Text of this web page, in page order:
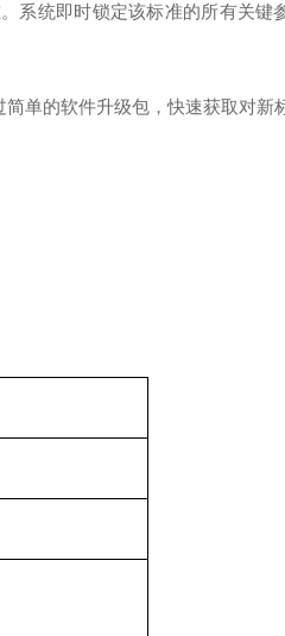
系统即时锁定该标准的所有关键
单的软件升级包，快速获取对新